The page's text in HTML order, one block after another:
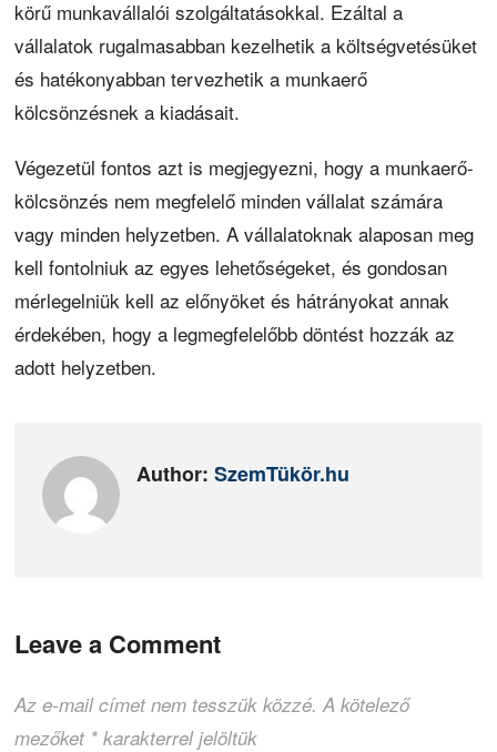
körű munkavállalói szolgáltatásokkal. Ezáltal a
vállalatok rugalmasabban kezelhetik a költségvetésüket
és hatékonyabban tervezhetik a munkaerő
kölcsönzésnek a kiadásait.
Végezetül fontos azt is megjegyezni, hogy a munkaerő-
kölcsönzés nem megfelelő minden vállalat számára
vagy minden helyzetben. A vállalatoknak alaposan meg
kell fontolniuk az egyes lehetőségeket, és gondosan
mérlegelniük kell az előnyöket és hátrányokat annak
érdekében, hogy a legmegfelelőbb döntést hozzák az
adott helyzetben.
Author:SzemTükör.hu
Leave a Comment
Az e-mail címet nem tesszük közzé. A kötelező
mezőket * karakterrel jelöltük